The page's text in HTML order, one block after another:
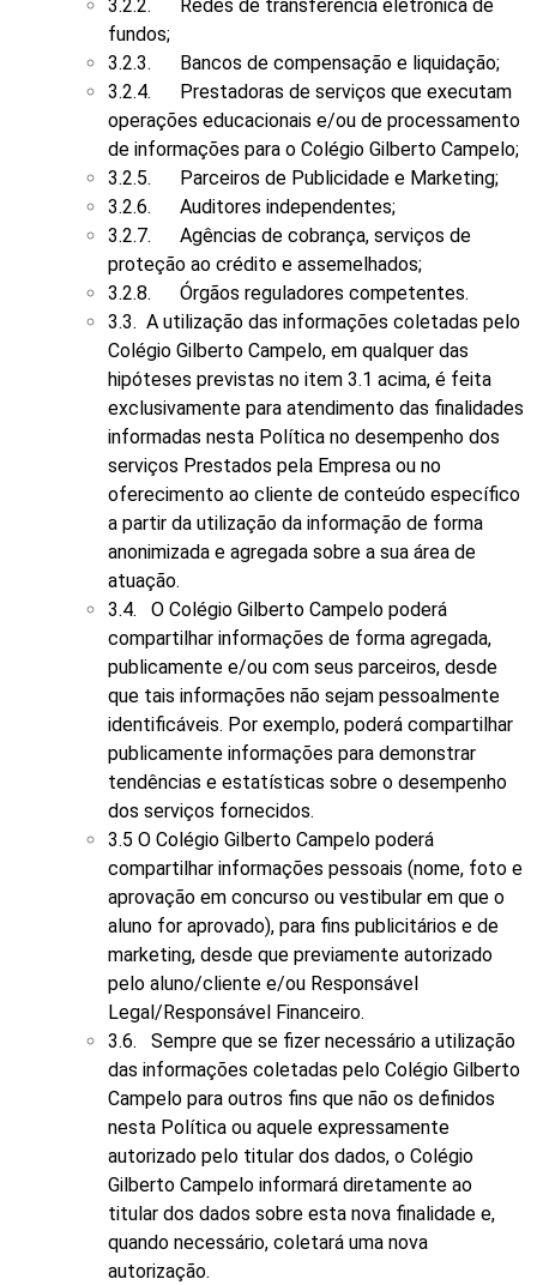
3.2.2. Redes de transferência eletrônica de
fundos;
3.2.3. Bancos de compensação e liquidação;
3.2.4. Prestadoras de serviços que executam
operações educacionais e/ou de processamento
de informações para o Colégio Gilberto Campelo;
3.2.5. Parceiros de Publicidade e Marketing;
3.2.6. Auditores independentes;
3.2.7. Agências de cobrança, serviços de
proteção ao crédito e assemelhados;
3.2.8. Órgãos reguladores competentes.
3.3. A utilização das informações coletadas pelo
Colégio Gilberto Campelo, em qualquer das
hipóteses previstas no item 3.1 acima, é feita
exclusivamente para atendimento das finalidades
informadas nesta Política no desempenho dos
serviços Prestados pela Empresa ou no
oferecimento ao cliente de conteúdo específico
a partir da utilização da informação de forma
anonimizada e agregada sobre a sua área de
atuação.
3.4. O Colégio Gilberto Campelo poderá
compartilhar informações de forma agregada,
publicamente e/ou com seus parceiros, desde
que tais informações não sejam pessoalmente
identificáveis. Por exemplo, poderá compartilhar
publicamente informações para demonstrar
tendências e estatísticas sobre o desempenho
dos serviços fornecidos.
3.5 O Colégio Gilberto Campelo poderá
compartilhar informações pessoais (nome, foto e
aprovação em concurso ou vestibular em que o
aluno for aprovado), para fins publicitários e de
marketing, desde que previamente autorizado
pelo aluno/cliente e/ou Responsável
Legal/Responsável Financeiro.
3.6. Sempre que se fizer necessário a utilização
das informações coletadas pelo Colégio Gilberto
Campelo para outros fins que não os definidos
nesta Política ou aquele expressamente
autorizado pelo titular dos dados, o Colégio
Gilberto Campelo informará diretamente ao
titular dos dados sobre esta nova finalidade e,
quando necessário, coletará uma nova
autorização.